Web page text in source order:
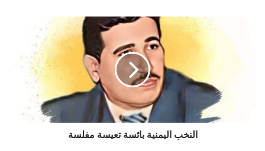
النخب اليمنية بائسة تعيسة مفلسة